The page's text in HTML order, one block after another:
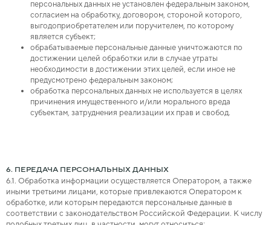
персональных данных не установлен федеральным законом,
согласием на обработку, договором, стороной которого,
выгодоприобретателем или поручителем, по которому
является субъект;
обрабатываемые персональные данные уничтожаются по
достижении целей обработки или в случае утраты
необходимости в достижении этих целей, если иное не
предусмотрено федеральным законом;
обработка персональных данных не используется в целях
причинения имущественного и/или морального вреда
субъектам, затруднения реализации их прав и свобод.
6. ПЕРЕДАЧА ПЕРСОНАЛЬНЫХ ДАННЫХ
6.1. Обработка информации осуществляется Оператором, а также
иными третьими лицами, которые привлекаются Оператором к
обработке, или которым передаются персональные данные в
соответствии с законодательством Российской Федерации. К числу